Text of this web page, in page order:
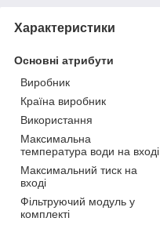
Характеристики
Основні атрибути
Виробник
Країна виробник
Використання
Максимальна
температура води на вході
Максимальний тиск на
вході
Фільтруючий модуль у
комплекті